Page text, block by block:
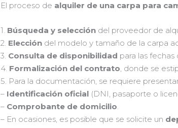
El proceso de alquiler de una carpa para
1. Búsqueda y selección del proveedor de
2. Elección del modelo y tamaño de la carpa
3. Consulta de disponibilidad para las
4. Formalización del contrato, donde se
5. Para la documentación, se requiere
– Identificación oficial (DNI, pasaporte o
– Comprobante de domicilio.
– En ocasiones, es posible que se solicite un